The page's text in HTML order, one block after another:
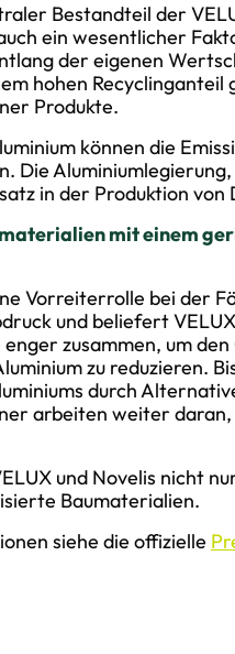
Bestandteil der
ein wesentlicher
der eigenen
hohen
Produkte.
können die
Die
in der Produktion
mit einem
Vorreiterrolle bei der
und beliefert
zusammen, um
zu reduzieren.
durch
arbeiten weiter
und Novelis nicht
Baumaterialien.
siehe die offizielle